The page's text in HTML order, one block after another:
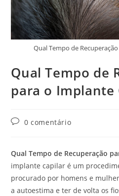
Qual Tempo de
Qual Tempo de
para o Implante
0 comentário
Qual Tempo de Recuperação
implante capilar é um
procurado por homens e
a autoestima e ter de volta os